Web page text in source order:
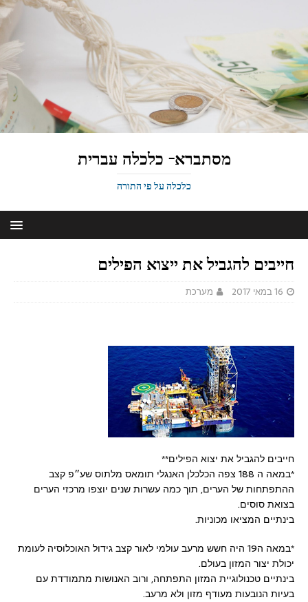
מסתברא- כלכלה עברית
כלכלה על פי התורה
חייבים להגביל את ייצוא הפילים
16 במאי 2017 מערכת
חייבים להגביל את יצוא הפילים**
*במאה ה 188 צפה הכלכלן האנגלי תומאס מלתוס שע״פ קצב
ההתפתחות של הערים, תוך כמה עשרות שנים יוצפו מרכזי הערים
בצואת סוסים.
בינתיים המציאו מכוניות.
*במאה ה19 היה חשש מרעב עולמי לאור קצב גידול האוכלוסיה לעומת
יכולת יצור המזון בעולם.
בינתיים טכנולוגיית המזון התפתחה, ורוב האנושות מתמודדת עם
בעיות הנובעות מעודף מזון ולא מרעב.